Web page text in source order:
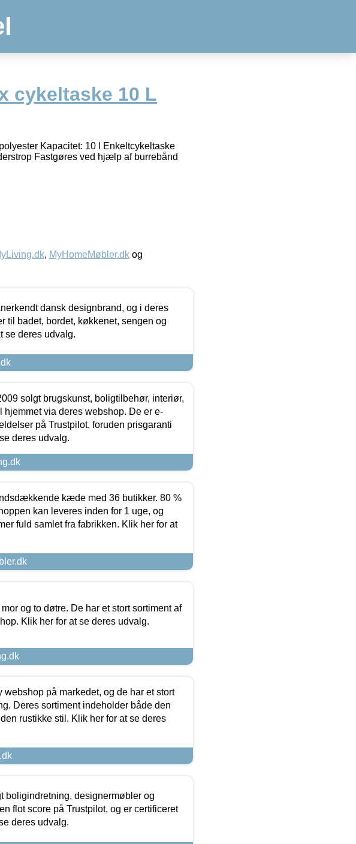
cykeltaske 10 L
Kapacitet: 10 l Enkeltcykeltaske
Fastgøres ved hjælp af burrebånd
, MyHomeMøbler.dk og
dansk designbrand, og i deres
til badet, bordet, køkkenet, sengen og
se deres udvalg.
solgt brugskunst, boligtilbehør, interiør,
hjemmet via deres webshop. De er e-
på Trustpilot, foruden prisgaranti
deres udvalg.
kæde med 36 butikker. 80 %
kan leveres inden for 1 uge, og
fuld samlet fra fabrikken. Klik her for at
og to døtre. De har et stort sortiment af
Klik her for at se deres udvalg.
webshop på markedet, og de har et stort
Deres sortiment indeholder både den
rustikke stil. Klik her for at se deres
boligindretning, designermøbler og
flot score på Trustpilot, og er certificeret
deres udvalg.